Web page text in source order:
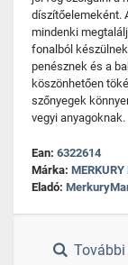
díszítőelemeként.
mindenki
fonalból
penésznek és a
köszönhetően
szőnyegek
vegyi anyagoknak.
Ean: 6322614
Márka:
Eladó: